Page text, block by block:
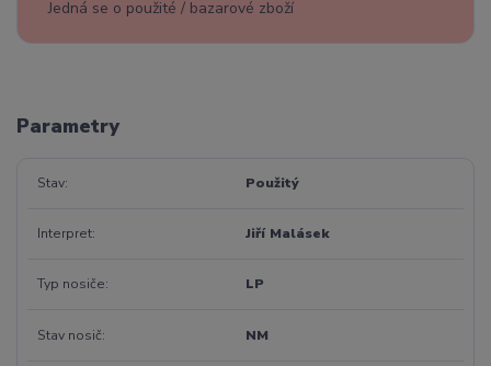
Jedná se o použité / bazarové zboží
Parametry
Stav Použitý
Interpret Jiří Malásek
Typ nosiče LP
Stav nosič NM